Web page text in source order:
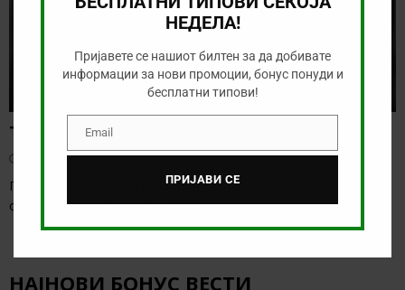
Тикет на денот (недела, 09.08.2026)
август 9, 2026
Пред нас е ден со одлична понуда, а за многу кратко ќе го
одбележиме официјалниот[…]
НАЈНОВИ БОНУС ВЕСТИ
НЕДЕЛА!
Пријавете се нашиот билтен за да добивате
информации за нови промоции, бонус понуди и
бесплатни типови!
EmailEmail
ПРИЈАВИ СЕ